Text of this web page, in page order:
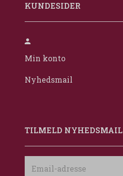
KUNDESIDER
Min konto
Nyhedsmail
TILMELD NYHEDSMAIL
adresse